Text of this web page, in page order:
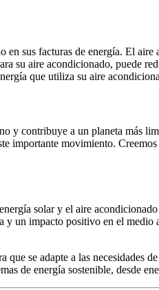
en sus facturas de energía. El
su aire acondicionado, puede
que utiliza su aire
y contribuye a un planeta más
importante movimiento.
solar y el aire
un impacto positivo en el
que se adapte a las
de energía sostenible, desde